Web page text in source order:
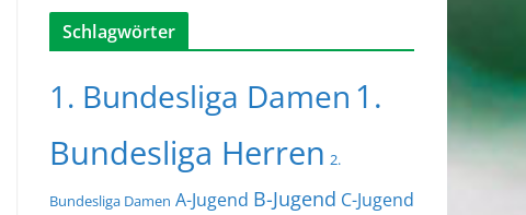
Schlagwörter
1. Bundesliga Damen 1.
Bundesliga Herren 2.
Bundesliga Damen A-Jugend B-Jugend C-Jugend